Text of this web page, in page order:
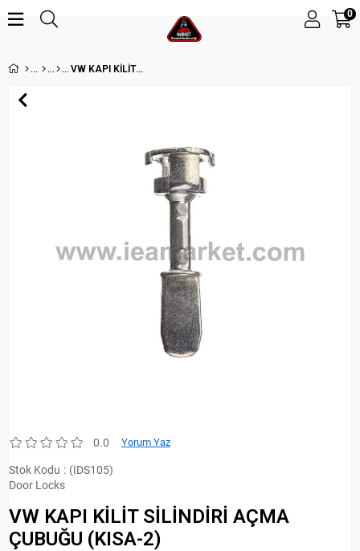
0
VW KAPI KİLİT SİLİNDİRİ AÇMA ÇUBUĞU (KISA-2)
0.0 Yorum Yaz
Stok Kodu
(IDS105)
Door Locks
VW KAPI KİLİT SİLİNDİRİ AÇMA
ÇUBUĞU (KISA-2)